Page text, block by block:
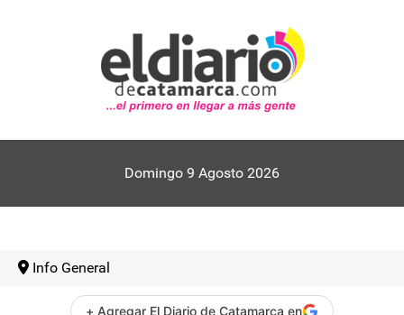
Domingo 9 Agosto 2026
Info General
+ Agregar El Diario de Catamarca en